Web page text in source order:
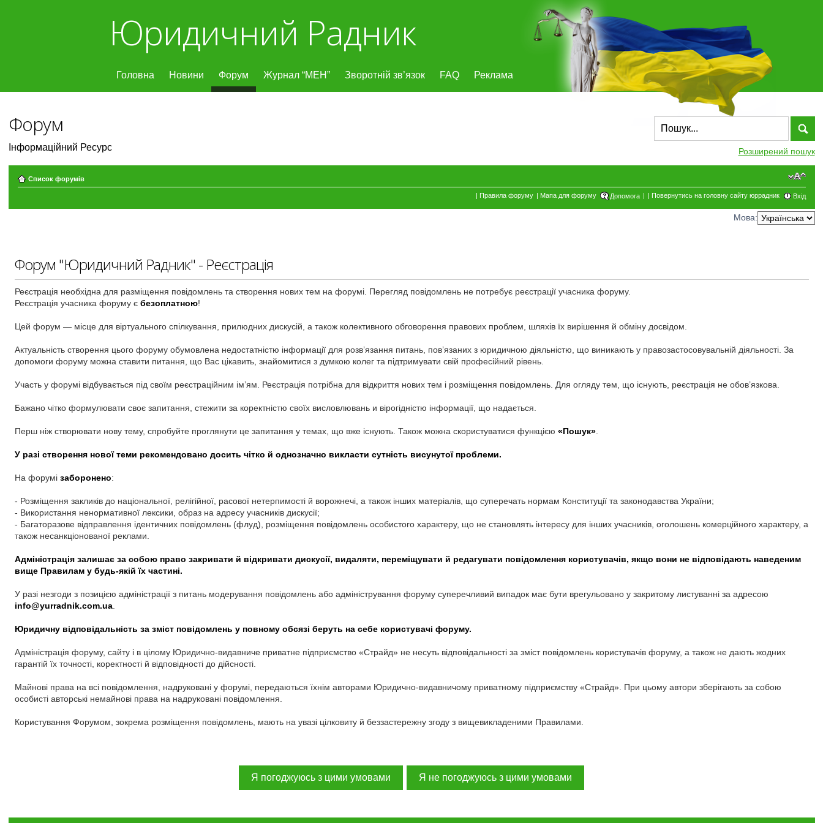
Юридичний Радник
Головна Новини Форум Журнал “МЕН” Зворотній зв’язок FAQ Реклама
Форум
Інформаційний Ресурс Розширений пошук
Список форумів
| Правила форуму | Мапа для форуму Допомога | | Повернутись на головну сайту юррадник Вхід
Мова:
Форум "Юридичний Радник" - Реєстрація
Реєстрація необхідна для разміщення повідомлень та створення нових тем на форумі. Перегляд повідомлень не потребує реєстрації учасника форуму.
Реєстрація учасника форуму є безоплатною!
Цей форум — місце для віртуального спілкування, прилюдних дискусій, а також колективного обговорення правових проблем, шляхів їх вирішення й обміну досвідом.
Актуальність створення цього форуму обумовлена недостатністю інформації для розв’язання питань, пов’язаних з юридичною діяльністю, що виникають у правозастосовувальній діяльності. За
допомоги форуму можна ставити питання, що Вас цікавить, знайомитися з думкою колег та підтримувати свій професійний рівень.
Участь у форумі відбувається під своїм реєстраційним ім’ям. Реєстрація потрібна для відкриття нових тем і розміщення повідомлень. Для огляду тем, що існують, реєстрація не обов’язкова.
Бажано чітко формулювати своє запитання, стежити за коректністю своїх висловлювань и вірогідністю інформації, що надається.
Перш ніж створювати нову тему, спробуйте проглянути це запитання у темах, що вже існують. Також можна скористуватися функцією «Пошук».
У разі створення нової теми рекомендовано досить чітко й однозначно викласти сутність висунутої проблеми.
На форумі заборонено:
- Розміщення закликів до національної, релігійної, расової нетерпимості й ворожнечі, а також інших матеріалів, що суперечать нормам Конституції та законодавства України;
- Використання ненормативної лексики, образ на адресу учасників дискусії;
- Багаторазове відправлення ідентичних повідомлень (флуд), розміщення повідомлень особистого характеру, що не становлять інтересу для інших учасників, оголошень комерційного характеру, а
також несанкціонованої реклами.
Адміністрація залишає за собою право закривати й відкривати дискусії, видаляти, переміщувати й редагувати повідомлення користувачів, якщо вони не відповідають наведеним
вище Правилам у будь-якій їх частині.
У разі незгоди з позицією адміністрації з питань модерування повідомлень або адміністрування форуму суперечливий випадок має бути врегульовано у закритому листуванні за адресою
info@yurradnik.com.ua.
Юридичну відповідальність за зміст повідомлень у повному обсязі беруть на себе користувачі форуму.
Адміністрація форуму, сайту і в цілому Юридично-видавниче приватне підприємство «Страйд» не несуть відповідальності за зміст повідомлень користувачів форуму, а також не дають жодних
гарантій їх точності, коректності й відповідності до дійсності.
Майнові права на всі повідомлення, надруковані у форумі, передаються їхнім авторами Юридично-видавничому приватному підприємству «Страйд». При цьому автори зберігають за собою
особисті авторські немайнові права на надруковані повідомлення.
Користування Форумом, зокрема розміщення повідомлень, мають на увазі цілковиту й беззастережну згоду з вищевикладеними Правилами.